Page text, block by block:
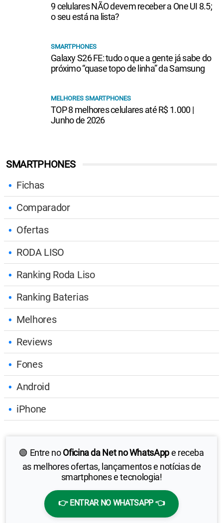
SMARTPHONES
Fichas
Comparador
Ofertas
RODA LISO
Ranking Roda Liso
Ranking Baterias
Melhores
Reviews
Fones
Android
iPhone
🟢 Entre noOficina da Net no WhatsAppe receba
as melhores ofertas, lançamentos e notícias de
smartphones e tecnologia!
👉 ENTRAR NO WHATSAPP 👈
9 celulares NÃO devem receber a One UI 8.5;
o seu está na lista?
SMARTPHONES
Galaxy S26 FE: tudo o que a gente já sabe do
próximo “quase topo de linha” da Samsung
MELHORES SMARTPHONES
TOP 8 melhores celulares até R$ 1.000 |
Junho de 2026